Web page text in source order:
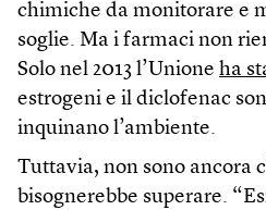
chimiche da monitorare e
soglie. Ma i farmaci non
Solo nel 2013 l’Unione ha
estrogeni e il diclofenac
inquinano l’ambiente.
Tuttavia, non sono ancora
bisognerebbe superare.